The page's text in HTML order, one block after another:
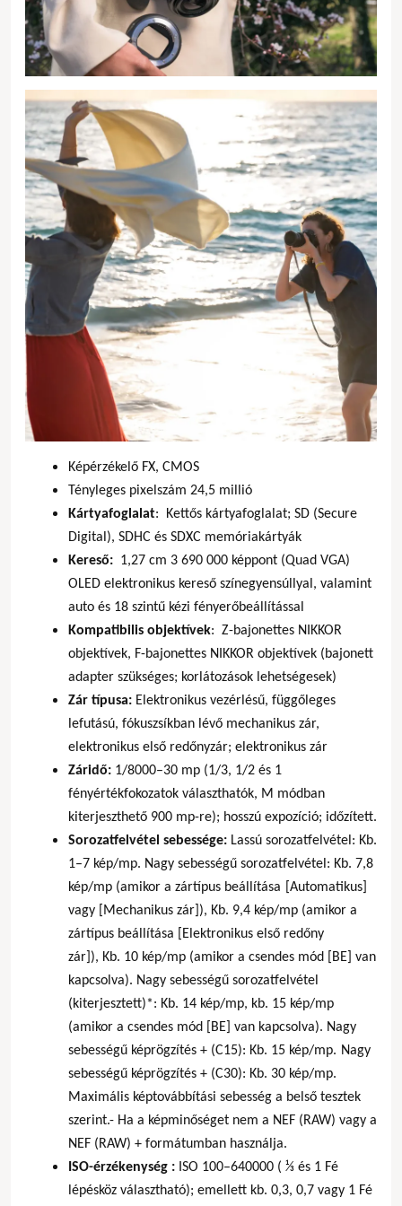
Képérzékelő FX, CMOS
Tényleges pixelszám 24,5 millió
Kártyafoglalat: Kettős kártyafoglalat; SD (Secure
Digital), SDHC és SDXC memóriakártyák
Kereső: 1,27 cm 3 690 000 képpont (Quad VGA)
OLED elektronikus kereső színegyensúllyal, valamint
auto és 18 szintű kézi fényerőbeállítással
Kompatibilis objektívek: Z-bajonettes NIKKOR
objektívek, F-bajonettes NIKKOR objektívek (bajonett
adapter szükséges; korlátozások lehetségesek)
Zár típusa: Elektronikus vezérlésű, függőleges
lefutású, fókuszsíkban lévő mechanikus zár,
elektronikus első redőnyzár; elektronikus zár
Záridő: 1/8000–30 mp (1/3, 1/2 és 1
fényértékfokozatok választhatók, M módban
kiterjeszthető 900 mp-re); hosszú expozíció; időzített.
Sorozatfelvétel sebessége: Lassú sorozatfelvétel: Kb.
1–7 kép/mp. Nagy sebességű sorozatfelvétel: Kb. 7,8
kép/mp (amikor a zártípus beállítása
[Automatikus]
vagy [Mechanikus zár]), Kb. 9,4 kép/mp (amikor a
zártípus beállítása [Elektronikus első redőny
zár]), Kb. 10 kép/mp (amikor a csendes mód [BE] van
kapcsolva). Nagy sebességű sorozatfelvétel
(kiterjesztett)*: Kb. 14 kép/mp, kb. 15 kép/mp
(amikor a csendes mód [BE] van kapcsolva). Nagy
sebességű képrögzítés + (C15): Kb. 15 kép/mp. Nagy
sebességű képrögzítés + (C30): Kb. 30 kép/mp.
Maximális képtovábbítási sebesség a belső tesztek
szerint.- Ha a képminőséget nem a NEF (RAW) vagy a
NEF (RAW) + formátumban használja.
ISO-érzékenység : ISO 100–640000 ( ¹⁄3 és 1 Fé
lépésköz választható); emellett kb. 0,3, 0,7 vagy 1 Fé